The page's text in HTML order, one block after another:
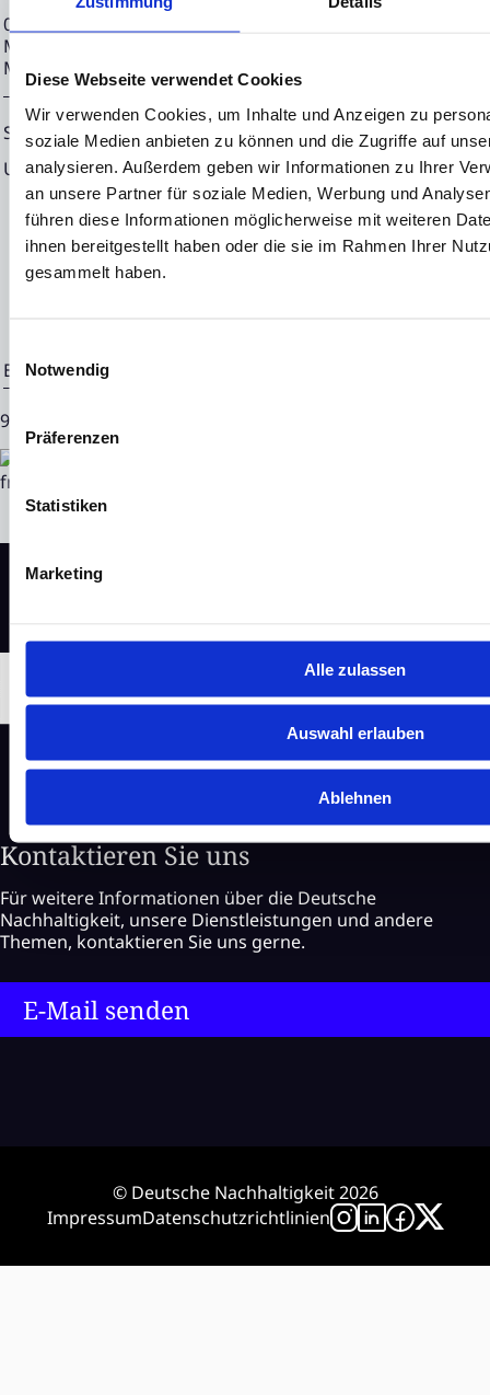
Diese Webseite verwendet Cookies
Wir verwenden Cookies, um Inhalte und Anzeigen zu
soziale Medien anbieten zu können und die Zugriffe auf
analysieren. Außerdem geben wir Informationen zu Ihrer
an unsere Partner für soziale Medien, Werbung und
führen diese Informationen möglicherweise mit weiteren
ihnen bereitgestellt haben oder die sie im Rahmen Ihrer
gesammelt haben.
Notwendig
Präferenzen
Statistiken
Marketing
Alle zulassen
Auswahl erlauben
Ablehnen
02.07.2024 CET/CEST Die EQS Distributionsservices
Meldepflichten, Corporate News/Finanznachrichten und
Medienarchiv unter https://eqs-news.com
Sprache:
Deutsch
Unternehmen:
NEON EQUITY AG
Mörfelder Landstraße
60598 Frankfurt
Ende der Mitteilung
92791 02.07.2024 CET/CEST
Kontaktieren Sie uns
Für weitere Informationen über die Deutsche
Nachhaltigkeit, unsere Dienstleistungen und andere
Themen, kontaktieren Sie uns gerne.
E-Mail senden
© Deutsche Nachhaltigkeit 2026
ImpressumDatenschutzrichtlinien